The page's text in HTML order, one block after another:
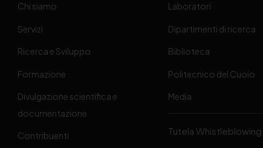
Chi siamo
Servizi
Ricerca e Sviluppo
Formazione
Divulgazione scientifica e
documentazione
Contribuenti
Laboratori
Dipartimenti di ricerca
Biblioteca
Politecnico del Cuoio
Media
Tutela Whistleblowing